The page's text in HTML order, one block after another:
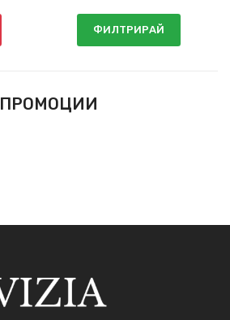
ФИЛТРИРАЙ
ПРОМОЦИИ